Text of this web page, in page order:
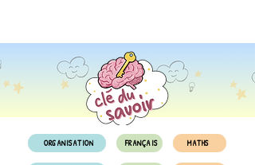
ORGANISATION FRANÇAIS MATHS